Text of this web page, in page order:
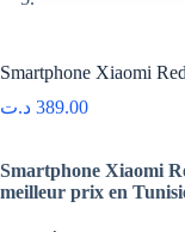
Smartphone Xiaomi
389.00 د.ت
Smartphone Xiaomi
meilleur prix en